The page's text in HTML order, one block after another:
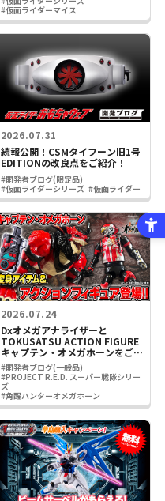
#仮面ライダーマイス
2026.07.31
続報公開！CSMタイフーン旧1号
EDITIONの改良点をご紹介！
#開発者ブログ(限定品)
#仮面ライダーシリーズ #仮面ライダー
2026.07.24
Dxオメガアナライザーと
TOKUSATSU ACTION FIGURE
キャプテン・オメガホーンをご紹
介！
#開発者ブログ(一般品)
#PROJECT R.E.D. スーパー戦隊シリー
ズ
#角醒ハンターオメガホーン